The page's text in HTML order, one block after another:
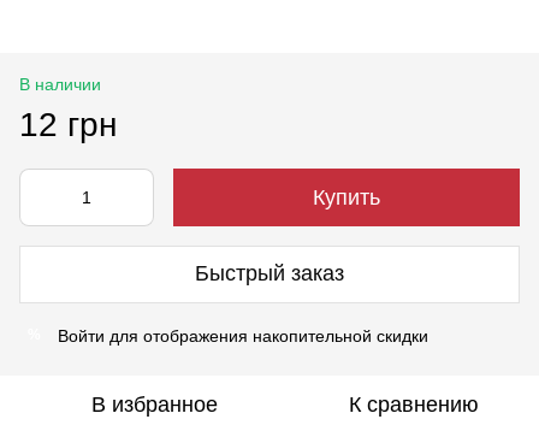
В наличии
12 грн
Купить
Быстрый заказ
Войти для отображения накопительной скидки
В избранное К сравнению